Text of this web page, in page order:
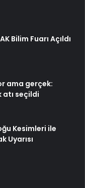
Bilim Fuarı Açıldı
ama gerçek:
atı seçildi
Kesimleri ile
Uyarısı